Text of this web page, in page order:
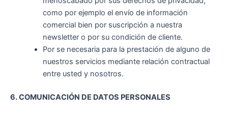
como por ejemplo el envío de información
comercial bien por suscripción a nuestra
newsletter o por su condición de cliente.
Por se necesaria para la prestación de alguno de
nuestros servicios mediante relación contractual
entre usted y nosotros.
6. COMUNICACIÓN DE DATOS PERSONALES